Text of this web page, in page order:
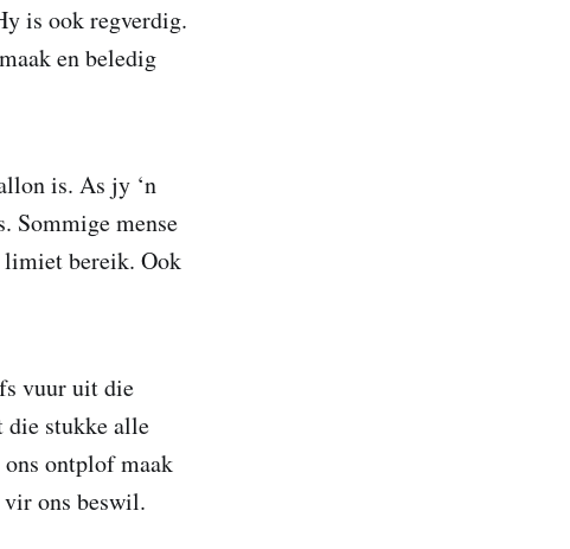
is ook regverdig.
en beledig
is. As jy ‘n
Sommige mense
limiet bereik. Ook
vuur uit die
die stukke alle
ontplof maak
ons beswil.